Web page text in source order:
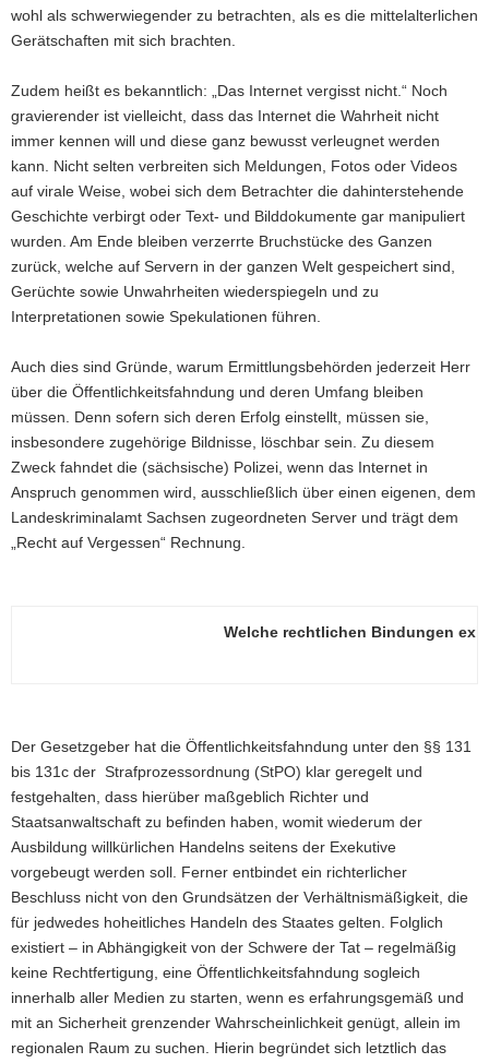
wohl als schwerwiegender zu betrachten, als es die mittelalterlichen
Gerätschaften mit sich brachten.
Zudem heißt es bekanntlich: „Das Internet vergisst nicht.“ Noch
gravierender ist vielleicht, dass das Internet die Wahrheit nicht
immer kennen will und diese ganz bewusst verleugnet werden
kann. Nicht selten verbreiten sich Meldungen, Fotos oder Videos
auf virale Weise, wobei sich dem Betrachter die dahinterstehende
Geschichte verbirgt oder Text- und Bilddokumente gar manipuliert
wurden. Am Ende bleiben verzerrte Bruchstücke des Ganzen
zurück, welche auf Servern in der ganzen Welt gespeichert sind,
Gerüchte sowie Unwahrheiten wiederspiegeln und zu
Interpretationen sowie Spekulationen führen.
Auch dies sind Gründe, warum Ermittlungsbehörden jederzeit Herr
über die Öffentlichkeitsfahndung und deren Umfang bleiben
müssen. Denn sofern sich deren Erfolg einstellt, müssen sie,
insbesondere zugehörige Bildnisse, löschbar sein. Zu diesem
Zweck fahndet die (sächsische) Polizei, wenn das Internet in
Anspruch genommen wird, ausschließlich über einen eigenen, dem
Landeskriminalamt Sachsen zugeordneten Server und trägt dem
„Recht auf Vergessen“ Rechnung.
Welche rechtlichen Bindungen
Der Gesetzgeber hat die Öffentlichkeitsfahndung unter den §§ 131
bis 131c der Strafprozessordnung (StPO) klar geregelt und
festgehalten, dass hierüber maßgeblich Richter und
Staatsanwaltschaft zu befinden haben, womit wiederum der
Ausbildung willkürlichen Handelns seitens der Exekutive
vorgebeugt werden soll. Ferner entbindet ein richterlicher
Beschluss nicht von den Grundsätzen der Verhältnismäßigkeit, die
für jedwedes hoheitliches Handeln des Staates gelten. Folglich
existiert – in Abhängigkeit von der Schwere der Tat – regelmäßig
keine Rechtfertigung, eine Öffentlichkeitsfahndung sogleich
innerhalb aller Medien zu starten, wenn es erfahrungsgemäß und
mit an Sicherheit grenzender Wahrscheinlichkeit genügt, allein im
regionalen Raum zu suchen. Hierin begründet sich letztlich das